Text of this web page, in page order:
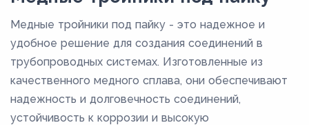
36,5
38,5
40,5
Медные тройники под пайку - это надежное и
удобное решение для создания соединений в
трубопроводных системах. Изготовленные из
качественного медного сплава, они обеспечивают
надежность и долговечность соединений,
устойчивость к коррозии и высокую